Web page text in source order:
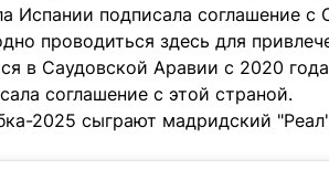
Испании подписала соглашение с
проводиться здесь для
в Саудовской Аравии с 2020
соглашение с этой страной.
2025 сыграют мадридский